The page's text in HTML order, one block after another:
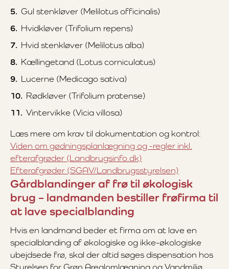
Gul stenkløver (Melilotus officinalis)
Hvidkløver (Trifolium repens)
Hvid stenkløver (Melilotus alba)
Kællingetand (Lotus corniculatus)
Lucerne (Medicago sativa)
Rødkløver (Trifolium pratense)
Vintervikke (Vicia villosa)
Læs mere om krav til dokumentation og kontrol:
Viden om gødningsplanlægning og -regler inkl.
efterafgrøder (Landbrugsinfo.dk)
Efterafgrøder (SGAV/Landbrugsstyrelsen)
Gårdblandinger af frø til økologisk
brug – landmanden bestiller frøfirma til
at lave specialblanding
Hvis en landmand beder et firma om at lave en
specialblanding af økologiske og ikke-økologiske
ubejdsede frø, skal der altid søges dispensation hos
Styrelsen for Grøn Arealomlægning og Vandmiljø.